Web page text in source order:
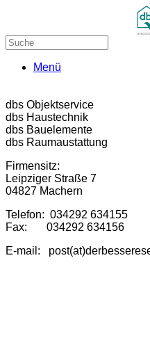
Menü
dbs Objektservice
dbs Haustechnik
dbs Bauelemente
dbs Raumaustattung
Firmensitz:
Leipziger Straße 7
04827 Machern
Telefon: 034292 634155
Fax: 034292 634156
E-mail: